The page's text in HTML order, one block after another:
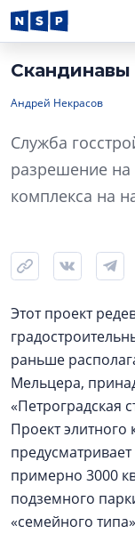
Андрей Некрасов
Служба
разрешение на
комплекса на
Этот проект
раньше
Мельцера,
«Петроградская
Проект элитного
примерно 3000
подземного
«семейного